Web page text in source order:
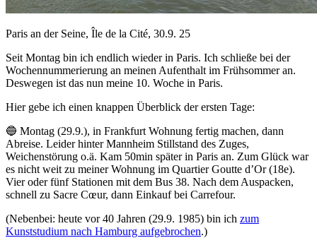
Paris an der Seine, Île de la Cité, 30.9. 25
Seit Montag bin ich endlich wieder in Paris. Ich schließe bei der
Wochennummerierung an meinen Aufenthalt im Frühsommer an.
Deswegen ist das nun meine 10. Woche in Paris.
Hier gebe ich einen knappen Überblick der ersten Tage:
🔵 Montag (29.9.), in Frankfurt Wohnung fertig machen, dann
Abreise. Leider hinter Mannheim Stillstand des Zuges,
Weichenstörung o.ä. Kam 50min später in Paris an. Zum Glück war
es nicht weit zu meiner Wohnung im Quartier Goutte d’Or (18e).
Vier oder fünf Stationen mit dem Bus 38. Nach dem Auspacken,
schnell zu Sacre Cœur, dann Einkauf bei Carrefour.
(Nebenbei: heute vor 40 Jahren (29.9. 1985) bin ich zum
Kunststudium nach Hamburg aufgebrochen.)